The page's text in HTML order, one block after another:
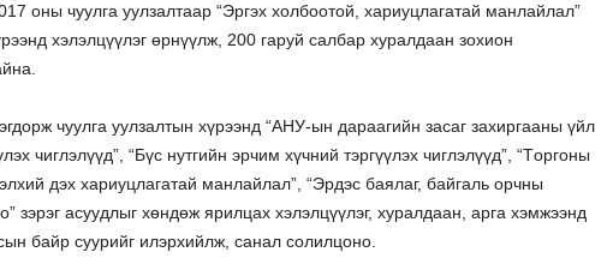
оны чуулга уулзалтаар “Эргэх холбоотой, хариуцлагатай манлайлал”
хэлэлцүүлэг өрнүүлж, 200 гаруй салбар хуралдаан зохион
чуулга уулзалтын хүрээнд “АНУ-ын дараагийн засаг захиргааны үйл
чиглэлүүд”, “Бүс нутгийн эрчим хүчний тэргүүлэх чиглэлүүд”, “Tоргоны
дэх хариуцлагатай манлайлал”, “Эрдэс баялаг, байгаль орчны
зэрэг асуудлыг хөндөж ярилцах хэлэлцүүлэг, хуралдаан, арга хэмжээнд
байр суурийг илэрхийлж, санал солилцоно.